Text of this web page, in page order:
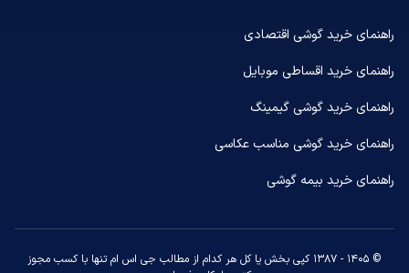
راهنمای خرید گوشی اقتصادی
راهنمای خرید اقساطی موبایل
راهنمای خرید گوشی گیمینگ
راهنمای خرید گوشی مناسب عکاسی
راهنمای خرید بیمه گوشی
© ۱۴۰۵ - ۱۳۸۷ کپی بخش یا کل هر کدام از مطالب جی اس ام تنها با کسب مجوز